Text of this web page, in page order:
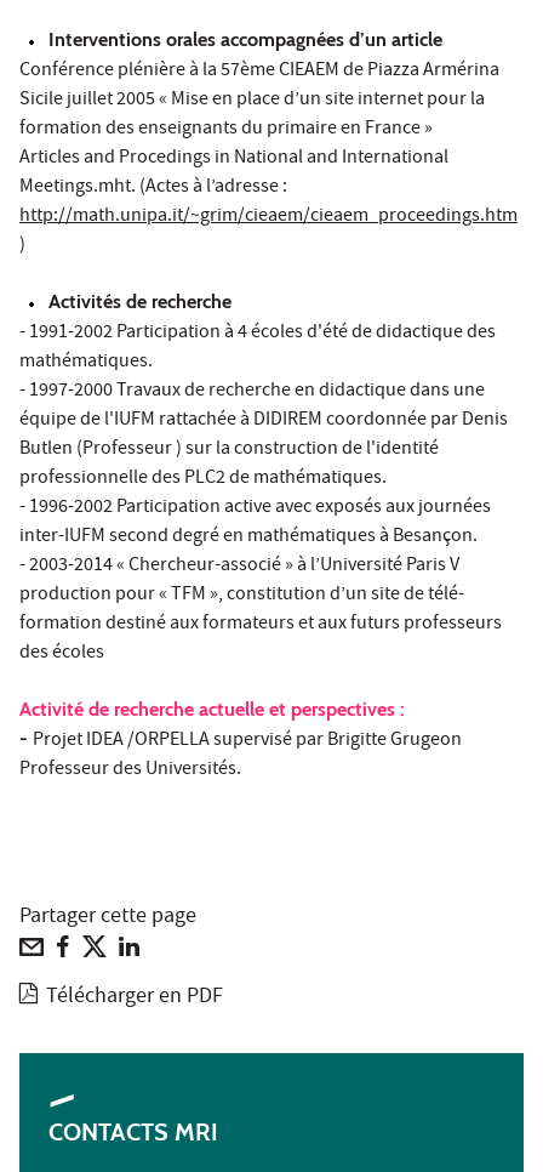
Interventions orales accompagnées d’un article
Conférence plénière à la 57ème CIEAEM de Piazza Armérina
Sicile juillet 2005 « Mise en place d’un site internet pour la
formation des enseignants du primaire en France »
Articles and Procedings in National and International
Meetings.mht. (Actes à l’adresse :
http://math.unipa.it/~grim/cieaem/cieaem_proceedings.htm
)
Activités de recherche
- 1991-2002 Participation à 4 écoles d'été de didactique des
mathématiques.
- 1997-2000 Travaux de recherche en didactique dans une
équipe de l'IUFM rattachée à DIDIREM coordonnée par Denis
Butlen (Professeur ) sur la construction de l'identité
professionnelle des PLC2 de mathématiques.
- 1996-2002 Participation active avec exposés aux journées
inter-IUFM second degré en mathématiques à Besançon.
- 2003-2014 « Chercheur-associé » à l’Université Paris V
production pour « TFM », constitution d’un site de télé-
formation destiné aux formateurs et aux futurs professeurs
des écoles
Activité de recherche actuelle et perspectives :
- Projet IDEA /ORPELLA supervisé par Brigitte Grugeon
Professeur des Universités.
Partager cette page
Télécharger en PDF
CONTACTS MRI